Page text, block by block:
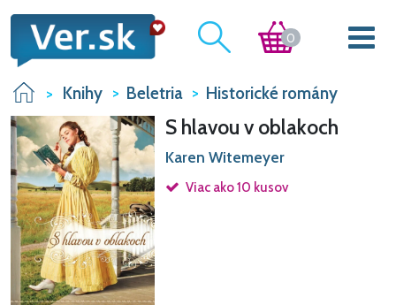
0
Knihy Beletria Historické romány
S hlavou v oblakoch
Karen Witemeyer
Viac ako 10 kusov